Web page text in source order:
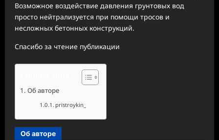
Возможное воздействие давления грунтовых вод
просто нейтрализуется при помощи тросов и
несложных бетонных конструкций.
Спасибо за чтение публикации
Об авторе
pristroykin_
Об авторе